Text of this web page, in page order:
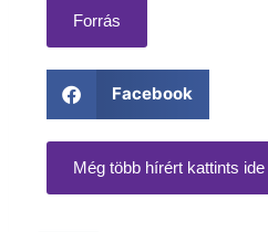
Forrás
Facebook
Még több hírért kattints ide